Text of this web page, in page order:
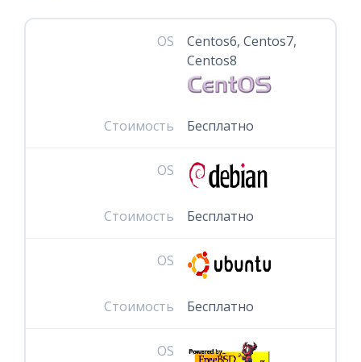
OS
Centos6, Centos7,
Centos8
Стоимость Бесплатно
OS
Стоимость Бесплатно
OS
Стоимость Бесплатно
OS